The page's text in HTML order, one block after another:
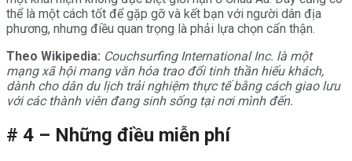
thể là một cách tốt để gặp gỡ và kết bạn với người dân địa
phương, nhưng điều quan trọng là phải lựa chọn cẩn thận.
Theo Wikipedia: Couchsurfing International Inc. là một
mạng xã hội mang văn hóa trao đổi tinh thần hiếu khách,
dành cho dân du lịch trải nghiệm thực tế bằng cách giao lưu
với các thành viên đang sinh sống tại nơi mình đến.
# 4 – Những điều miễn phí